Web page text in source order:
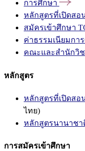
การศึกษา
หลักสูตรที่เปิดสอ
สมัครเข้าศึกษา
ค่าธรรมเนียมกา
คณะและสำนักวิ
หลักสูตร
หลักสูตรที่เปิดสอ
ไทย)
หลักสูตรนานาชา
การสมัครเข้าศึกษา